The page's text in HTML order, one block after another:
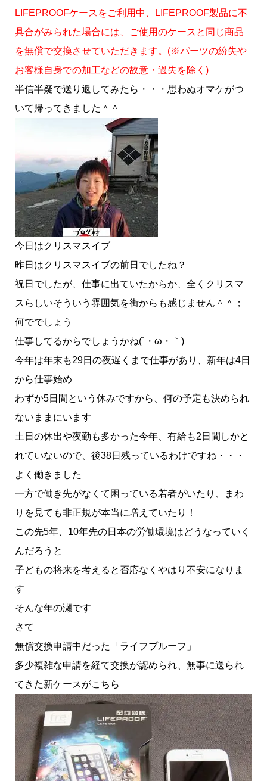
LIFEPROOFケースをご利用中、LIFEPROOF製品に不
具合がみられた場合には、ご使用のケースと同じ商品
を無償で交換させていただきます。(※パーツの紛失や
お客様自身での加工などの故意・過失を除く)
半信半疑で送り返してみたら・・・思わぬオマケがつ
いて帰ってきました＾＾
今日はクリスマスイブ
昨日はクリスマスイブの前日でしたね？
祝日でしたが、仕事に出ていたからか、全くクリスマ
スらしいそういう雰囲気を街からも感じません＾＾；
何ででしょう
仕事してるからでしょうかね(´・ω・｀)
今年は年末も29日の夜遅くまで仕事があり、新年は4日
から仕事始め
わずか5日間という休みですから、何の予定も決められ
ないままにいます
土日の休出や夜勤も多かった今年、有給も2日間しかと
れていないので、後38日残っているわけですね・・・
よく働きました
一方で働き先がなくて困っている若者がいたり、まわ
りを見ても非正規が本当に増えていたり！
この先5年、10年先の日本の労働環境はどうなっていく
んだろうと
子どもの将来を考えると否応なくやはり不安になりま
す
そんな年の瀬です
さて
無償交換申請中だった「ライフプルーフ」
多少複雑な申請を経て交換が認められ、無事に送られ
てきた新ケースがこちら